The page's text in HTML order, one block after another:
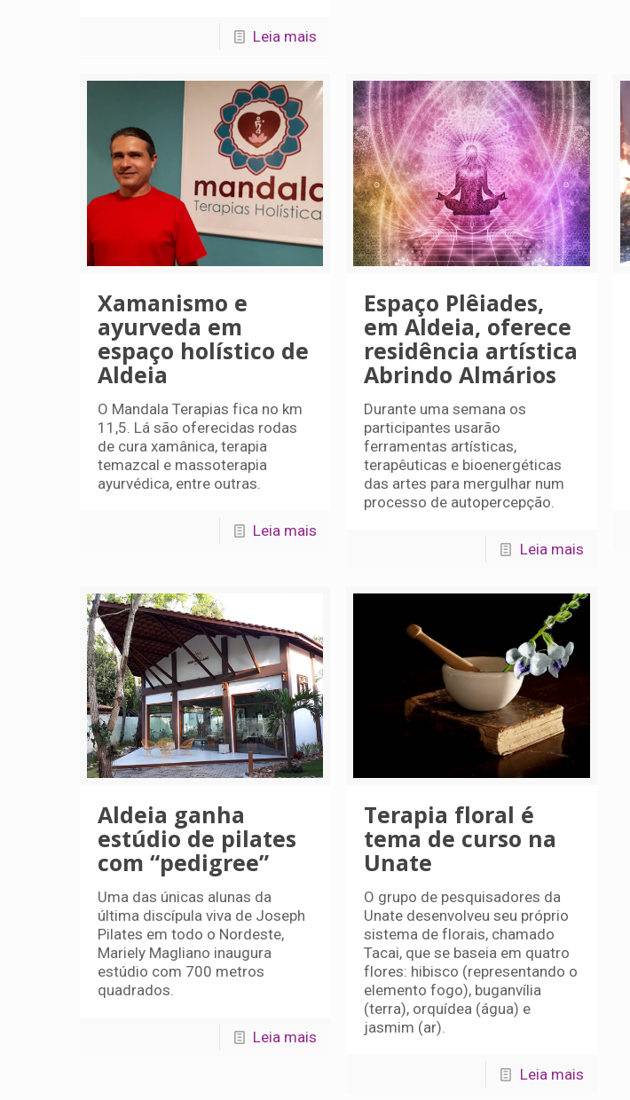
Leia mais
Xamanismo e
ayurveda em
espaço holístico de
Aldeia
O Mandala Terapias fica no km
11,5. Lá são oferecidas rodas
de cura xamânica, terapia
temazcal e massoterapia
ayurvédica, entre outras.
Leia mais
Espaço Plêiades,
em Aldeia, oferece
residência artística
Abrindo Almários
Durante uma semana os
participantes usarão
ferramentas artísticas,
terapêuticas e bioenergéticas
das artes para mergulhar num
processo de autopercepção.
Leia mais
Aldeia ganha
estúdio de pilates
com “pedigree”
Uma das únicas alunas da
última discípula viva de Joseph
Pilates em todo o Nordeste,
Mariely Magliano inaugura
estúdio com 700 metros
quadrados.
Leia mais
Terapia floral é
tema de curso na
Unate
O grupo de pesquisadores da
Unate desenvolveu seu próprio
sistema de florais, chamado
Tacai, que se baseia em quatro
flores: hibisco (representando o
elemento fogo), buganvília
(terra), orquídea (água) e
jasmim (ar).
Leia mais